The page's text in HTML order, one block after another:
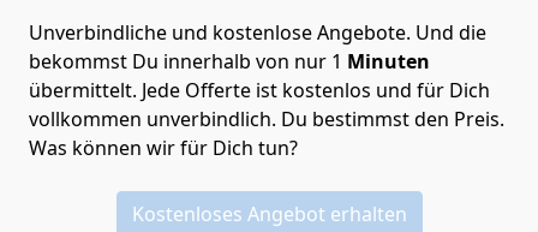
Unverbindliche und kostenlose Angebote. Und die
bekommst Du innerhalb von nur 1 Minuten
übermittelt. Jede Offerte ist kostenlos und für Dich
vollkommen unverbindlich. Du bestimmst den Preis.
Was können wir für Dich tun?
Kostenloses Angebot erhalten